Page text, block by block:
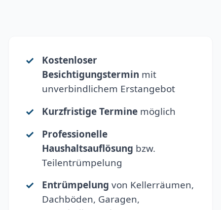
Kostenloser
Besichtigungstermin mit
unverbindlichem Erstangebot
Kurzfristige Terminemöglich
Professionelle
Haushaltsauflösung bzw.
Teilentrümpelung
Entrümpelung von Kellerräumen,
Dachböden, Garagen,